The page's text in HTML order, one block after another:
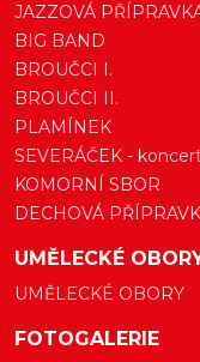
JAZZOVÁ
BIG BAND
BROUČCI I.
BROUČCI II.
PLAMÍNEK
SEVERÁČEK -
KOMORNÍ SBOR
DECHOVÁ
UMĚLECKÉ
UMĚLECKÉ OBORY
FOTOGALERIE